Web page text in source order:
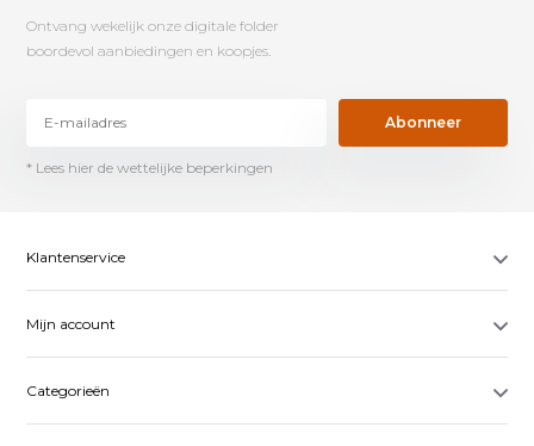
Ontvang wekelijk onze digitale folder
boordevol aanbiedingen en koopjes.
Abonneer
* Lees hier de wettelijke beperkingen
Klantenservice
Mijn account
Categorieën